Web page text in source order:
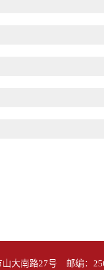
山大南路27号 邮编：